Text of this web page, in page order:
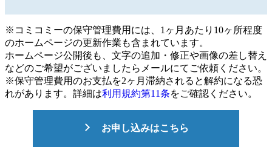
※コミコミーの保守管理費用には、1ヶ月あたり10ヶ所程度
のホームページの更新作業も含まれています。
ホームページ公開後も、文字の追加・修正や画像の差し替え
などのご希望がございましたらメールにてご依頼ください。
※保守管理費用のお支払を2ヶ月滞納されると解約になる恐
れがあります。詳細は利用規約第11条をご確認ください。
お申し込みはこちら